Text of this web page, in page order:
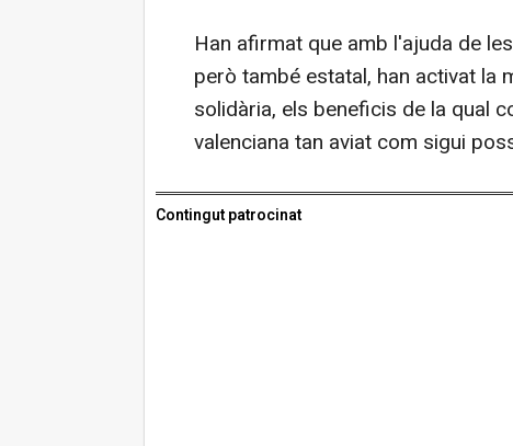
Han afirmat que amb l'ajuda de
però també estatal, han activat la
solidària, els beneficis de la qual
valenciana tan aviat com sigui
Contingut patrocinat